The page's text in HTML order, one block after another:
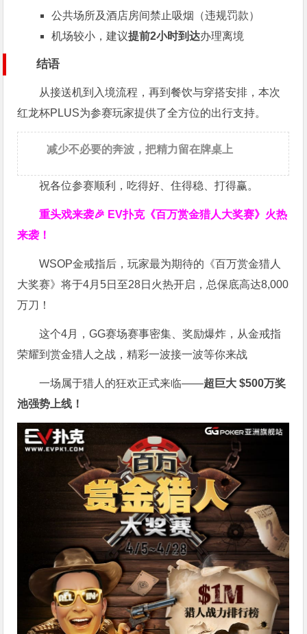
公共场所及酒店房间禁止吸烟（违规罚款）
机场较小，建议提前2小时到达办理离境
结语
从接送机到入境流程，再到餐饮与穿搭安排，本次
红龙杯PLUS为参赛玩家提供了全方位的出行支持。
减少不必要的奔波，把精力留在牌桌上
祝各位参赛顺利，吃得好、住得稳、打得赢。
重头戏来袭🎉 EV扑克《百万赏金猎人大奖赛》 火热
来袭！
WSOP金戒指后，玩家最为期待的《百万赏金猎人
大奖赛》将于4月5日至28日火热开启，总保底高达8,000
万刀！
这个4月，GG赛场赛事密集、奖励爆炸，从金戒指
荣耀到赏金猎人之战，精彩一波接一波等你来战
一场属于猎人的狂欢正式来临——超巨大 $500万奖
池强势上线！